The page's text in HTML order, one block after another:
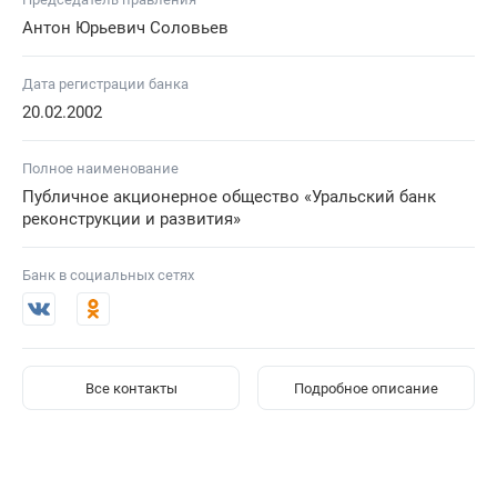
Антон Юрьевич Соловьев
Дата регистрации банка
20.02.2002
Полное наименование
Публичное акционерное общество «Уральский банк
реконструкции и развития»
Банк в социальных сетях
Все контакты Подробное описание